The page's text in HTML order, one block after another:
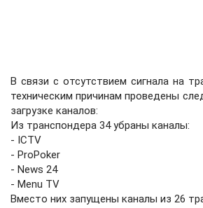
В связи с отсутствием сигнала на
техническим причинам проведены
загрузке каналов:
Из транспондера 34 убраны каналы:
- ICTV
- ProPoker
- News 24
- Menu TV
Вместо них запущены каналы из 26